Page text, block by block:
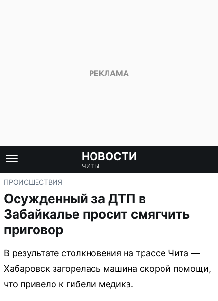
НОВОСТИ
ЧИТЫ
ПРОИСШЕСТВИЯ
Осужденный за ДТП в
Забайкалье просит смягчить
приговор
В результате столкновения на трассе Чита —
Хабаровск загорелась машина скорой помощи,
что привело к гибели медика.